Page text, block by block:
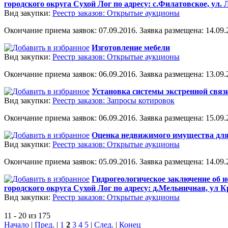
городского округа Сухой Лог по адресу: с.Филатовское, ул.
Вид закупки: Реестр заказов: Открытые аукционы
Окончание приема заявок: 07.09.2016. Заявка размещена:
Изготовление мебели
Вид закупки: Реестр заказов: Открытые аукционы
Окончание приема заявок: 06.09.2016. Заявка размещена:
Установка системы экстренной
Вид закупки: Реестр заказов: Запросы котировок
Окончание приема заявок: 06.09.2016. Заявка размещена:
Оценка недвижимого имущества
Вид закупки: Реестр заказов: Открытые аукционы
Окончание приема заявок: 05.09.2016. Заявка размещена:
Гидрогеологическое заключение об
городского округа Сухой Лог по адресу: д.Мельничная,
Вид закупки: Реестр заказов: Открытые аукционы
11 - 20 из 175
Начало | Пред. | 1 2 3 4 5 | След. | Конец